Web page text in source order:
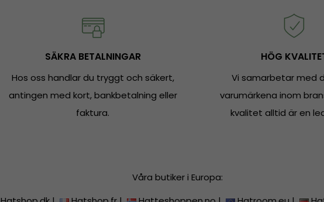
SÄKRA BETALNINGAR
Hos oss handlar du tryggt och säkert,
antingen med kort, bankbetalning eller
faktura.
HÖG
Vi samarbetar med
varumärkena inom
kvalitet alltid är en
Våra butiker i Europa: